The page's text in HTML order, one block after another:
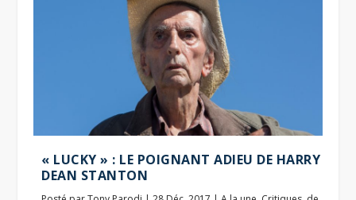
« LUCKY » : LE POIGNANT ADIEU DE HARRY
DEAN STANTON